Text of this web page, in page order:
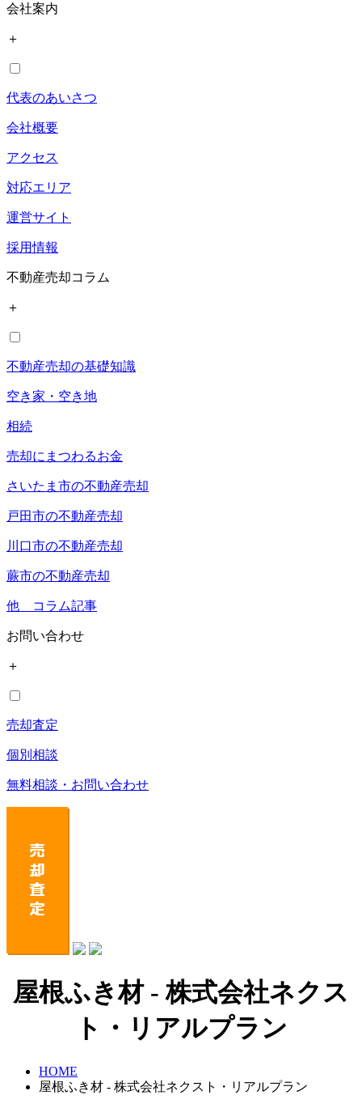
会社案内
＋
代表のあいさつ
会社概要
アクセス
対応エリア
運営サイト
採用情報
不動産売却コラム
＋
不動産売却の基礎知識
空き家・空き地
相続
売却にまつわるお金
さいたま市の不動産売却
戸田市の不動産売却
川口市の不動産売却
蕨市の不動産売却
他 コラム記事
お問い合わせ
＋
売却査定
個別相談
無料相談・お問い合わせ
屋根ふき材 - 株式会社ネクス
ト・リアルプラン
HOME
屋根ふき材 - 株式会社ネクスト・リアルプラン